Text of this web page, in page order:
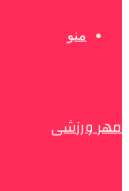
منو
مهر ورزشی